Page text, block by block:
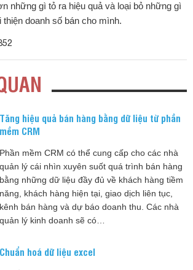
những gì tỏ ra hiệu quả và loại bỏ những gì
thiện doanh số bán cho mình.
Tăng hiệu quả bán hàng bằng dữ liệu từ phần
mềm CRM
Phần mềm CRM có thể cung cấp cho các nhà
quản lý cái nhìn xuyên suốt quá trình bán hàng
bằng những dữ liệu đầy đủ về khách hàng tiềm
năng, khách hàng hiện tại, giao dịch liên tục,
kênh bán hàng và dự báo doanh thu. Các nhà
quản lý kinh doanh sẽ có…
Chuẩn hoá dữ liệu excel